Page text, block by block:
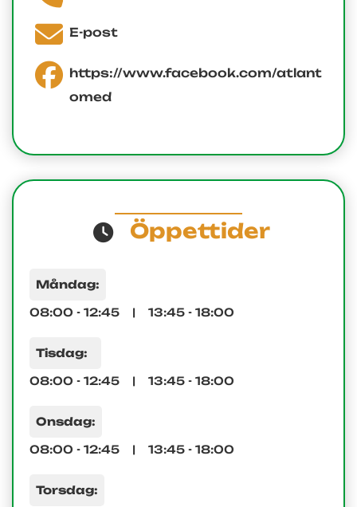
E-post
https://www.facebook.com/atlant
omed
Öppettider
Måndag:
08:00 - 12:45 | 13:45 - 18:00
Tisdag:
08:00 - 12:45 | 13:45 - 18:00
Onsdag:
08:00 - 12:45 | 13:45 - 18:00
Torsdag: